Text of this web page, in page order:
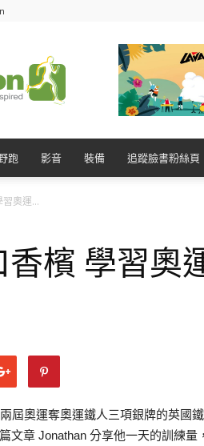
跑 影音 裝備 追蹤臉書粉絲頁
奧運...
檳 學習奧
屆奧運奪奧運鐵人三項銀牌的英國
文章 Jonathan 分享他一天的訓練量